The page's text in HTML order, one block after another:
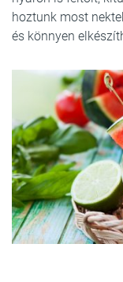
hoztunk most
és könnyen